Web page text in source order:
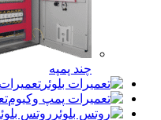
چند پمپه
تعمیرات
روتس